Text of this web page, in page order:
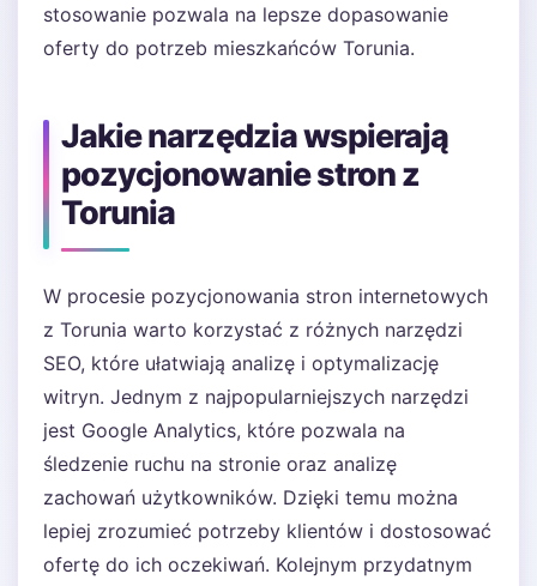
stosowanie pozwala na lepsze dopasowanie
oferty do potrzeb mieszkańców Torunia.
Jakie narzędzia wspierają
pozycjonowanie stron z
Torunia
W procesie pozycjonowania stron internetowych
z Torunia warto korzystać z różnych narzędzi
SEO, które ułatwiają analizę i optymalizację
witryn. Jednym z najpopularniejszych narzędzi
jest Google Analytics, które pozwala na
śledzenie ruchu na stronie oraz analizę
zachowań użytkowników. Dzięki temu można
lepiej zrozumieć potrzeby klientów i dostosować
ofertę do ich oczekiwań. Kolejnym przydatnym